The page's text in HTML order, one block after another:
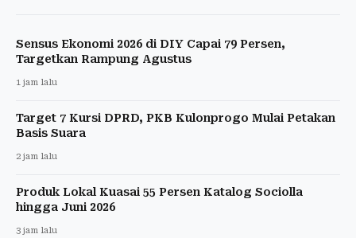
Sensus Ekonomi 2026 di DIY Capai 79 Persen,
Targetkan Rampung Agustus
1 jam lalu
Target 7 Kursi DPRD, PKB Kulonprogo Mulai Petakan
Basis Suara
2 jam lalu
Produk Lokal Kuasai 55 Persen Katalog Sociolla
hingga Juni 2026
3 jam lalu